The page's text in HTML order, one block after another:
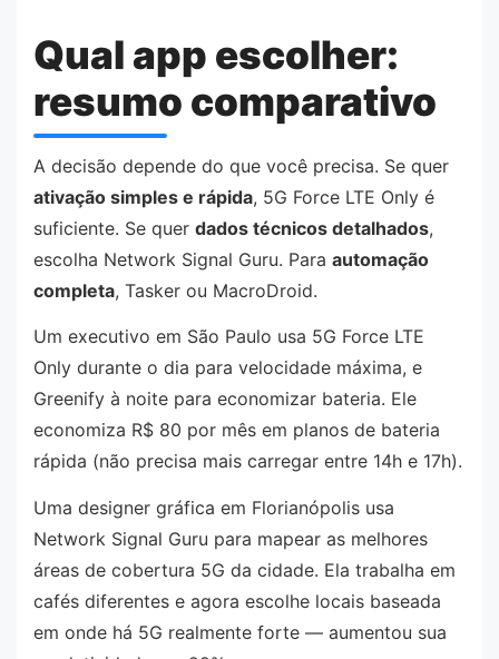
Qual app escolher:
resumo comparativo
A decisão depende do que você precisa. Se quer
ativação simples e rápida, 5G Force LTE Only é
suficiente. Se quer dados técnicos detalhados,
escolha Network Signal Guru. Para automação
completa, Tasker ou MacroDroid.
Um executivo em São Paulo usa 5G Force LTE
Only durante o dia para velocidade máxima, e
Greenify à noite para economizar bateria. Ele
economiza R$ 80 por mês em planos de bateria
rápida (não precisa mais carregar entre 14h e 17h).
Uma designer gráfica em Florianópolis usa
Network Signal Guru para mapear as melhores
áreas de cobertura 5G da cidade. Ela trabalha em
cafés diferentes e agora escolhe locais baseada
em onde há 5G realmente forte — aumentou sua